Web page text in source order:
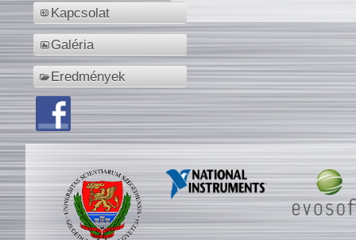
Kapcsolat
Galéria
Eredmények